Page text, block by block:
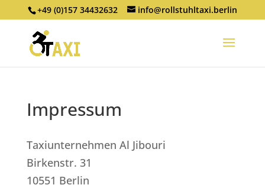
+49 (0)157 34432632 info@rollstuhltaxi.berlin
Impressum
Taxiunternehmen Al Jibouri
Birkenstr. 31
10551 Berlin